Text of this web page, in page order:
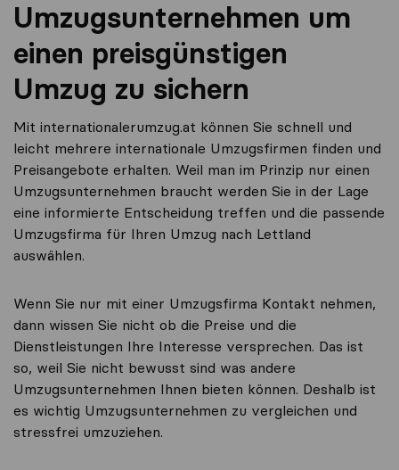
Umzugsunternehmen um
einen preisgünstigen
Umzug zu sichern
Mit internationalerumzug.at können Sie schnell und
leicht mehrere internationale Umzugsfirmen finden und
Preisangebote erhalten. Weil man im Prinzip nur einen
Umzugsunternehmen braucht werden Sie in der Lage
eine informierte Entscheidung treffen und die passende
Umzugsfirma für Ihren Umzug nach Lettland
auswählen.
Wenn Sie nur mit einer Umzugsfirma Kontakt nehmen,
dann wissen Sie nicht ob die Preise und die
Dienstleistungen Ihre Interesse versprechen. Das ist
so, weil Sie nicht bewusst sind was andere
Umzugsunternehmen Ihnen bieten können. Deshalb ist
es wichtig Umzugsunternehmen zu vergleichen und
stressfrei umzuziehen.